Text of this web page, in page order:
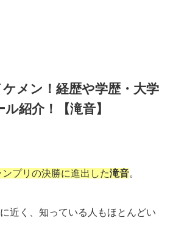
メン！経歴や学歴・大学
紹介！【滝音】
プリの決勝に進出した滝音。
近く、知っている人もほとんどい